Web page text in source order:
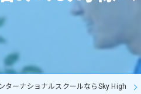
小学生
中高生
ターナショナルスクールならSky High